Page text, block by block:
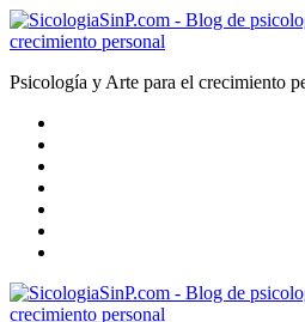
Psicología y Arte para el crecimiento